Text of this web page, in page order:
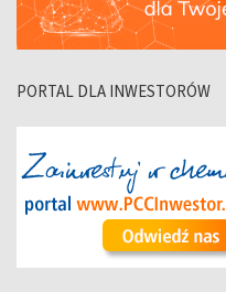
PORTAL DLA INWESTORÓW